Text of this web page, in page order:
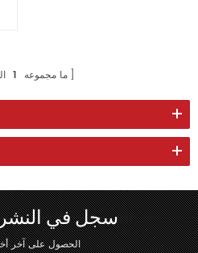
ما مجموعه 1
سجل في النشرة
الحصول على آخر